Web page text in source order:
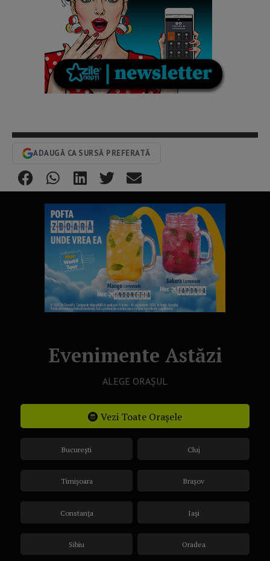
ADAUGĂ CA SURSĂ PREFERATĂ
Evenimente Astăzi
ALEGE ORAȘUL
Vezi Toate Orașele
București
Timișoara
Constanța
Sibiu
Cluj
Brașov
Iași
Oradea